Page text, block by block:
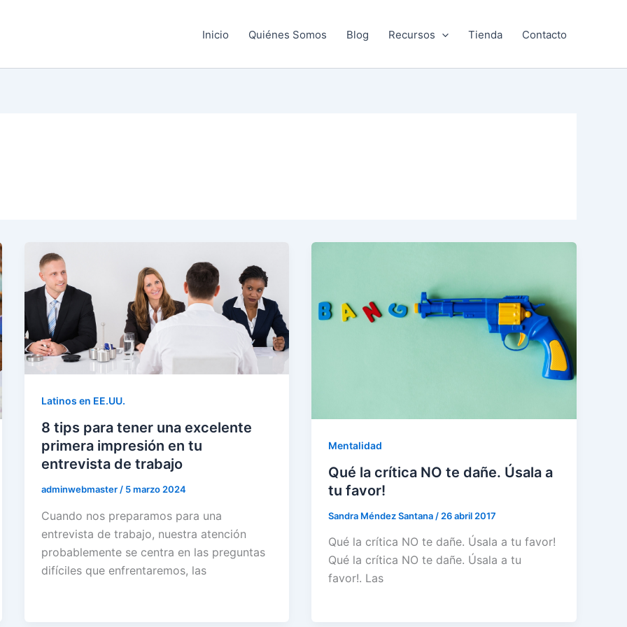
Inicio Quiénes Somos Blog Recursos Tienda Contacto
Latinos en EE.UU.
8 tips para tener una excelente
primera impresión en tu
entrevista de trabajo
adminwebmaster / 5 marzo 2024
Cuando nos preparamos para una
entrevista de trabajo, nuestra atención
probablemente se centra en las preguntas
difíciles que enfrentaremos, las
Mentalidad
Qué la crítica NO te dañe. Úsala a
tu favor!
Sandra Méndez Santana / 26 abril 2017
Qué la crítica NO te dañe. Úsala a tu favor!
Qué la crítica NO te dañe. Úsala a tu
favor!. Las